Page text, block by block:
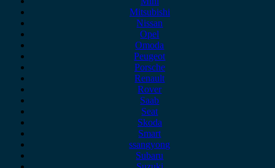
Mitsubishi
Nissan
Opel
Omoda
Peugeot
Porsche
Renault
Rover
Saab
Seat
Skoda
Smart
ssangyong
Subaru